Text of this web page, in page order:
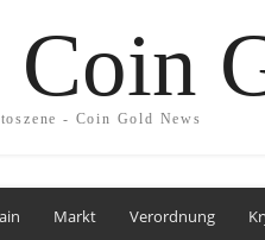
- Coin Gold News
Markt Verordnung